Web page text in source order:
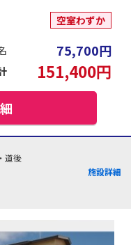
空室わずか
75,700円
151,400円
道後
施設詳細